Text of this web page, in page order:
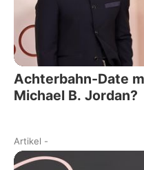
Achterbahn-Date
Michael B. Jordan?
Artikel -